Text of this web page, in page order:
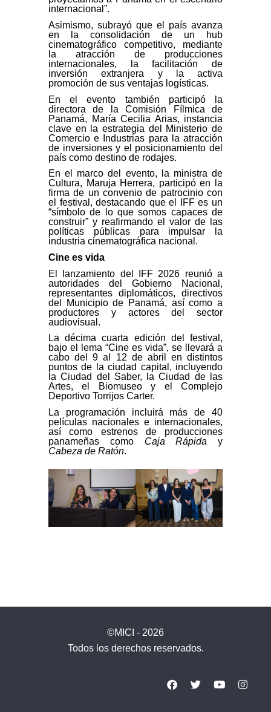
internacional”.
Asimismo, subrayó que el país avanza
en la consolidación de un hub
cinematográfico competitivo, mediante
la atracción de producciones
internacionales, la facilitación de
inversión extranjera y la activa
promoción de sus ventajas logísticas.
En el evento también participó la
directora de la Comisión Fílmica de
Panamá, María Cecilia Arias, instancia
clave en la estrategia del Ministerio de
Comercio e Industrias para la atracción
de inversiones y el posicionamiento del
país como destino de rodajes.
En el marco del evento, la ministra de
Cultura, Maruja Herrera, participó en la
firma de un convenio de patrocinio con
el festival, destacando que el IFF es un
“símbolo de lo que somos capaces de
construir” y reafirmando el valor de las
políticas públicas para impulsar la
industria cinematográfica nacional.
Cine es vida
El lanzamiento del IFF 2026 reunió a
autoridades del Gobierno Nacional,
representantes diplomáticos, directivos
del Municipio de Panamá, así como a
productores y actores del sector
audiovisual.
La décima cuarta edición del festival,
bajo el lema “Cine es vida”, se llevará a
cabo del 9 al 12 de abril en distintos
puntos de la ciudad capital, incluyendo
la Ciudad del Saber, la Ciudad de las
Artes, el Biomuseo y el Complejo
Deportivo Torrijos Carter.
La programación incluirá más de 40
películas nacionales e internacionales,
así como estrenos de producciones
panameñas como Caja Rápida y
Cabeza de Ratón.
©MICI - 2026
Todos los derechos reservados.